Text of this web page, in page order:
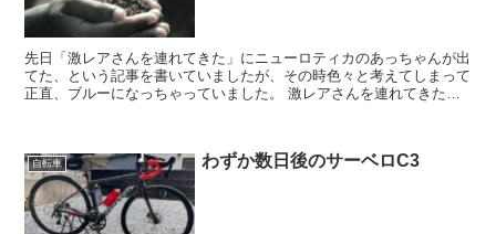
先日「激レアさんを連れてきた」にニューロティカのあっちゃんが出
てた、という記事を書いていましたが、その時色々と考えてしまって
正直、ブルーになっちゃっていました。 激レアさんを連れてきたと
自転車 わずか数日後のサーベロC3